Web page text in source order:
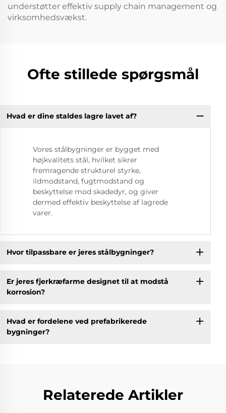
understøtter effektiv supply chain management og
virksomhedsvækst.
Ofte stillede spørgsmål
Hvad er dine staldes lagre lavet af?
Vores stålbygninger er bygget med
højkvalitets stål, hvilket sikrer
fremragende strukturel styrke,
ildmodstand, fugtmodstand og
beskyttelse mod skadedyr, og giver
dermed effektiv beskyttelse af lagrede
varer.
Hvor tilpassbare er jeres stålbygninger?
Er jeres fjerkræfarme designet til at modstå
korrosion?
Hvad er fordelene ved prefabrikerede
bygninger?
Relaterede Artikler